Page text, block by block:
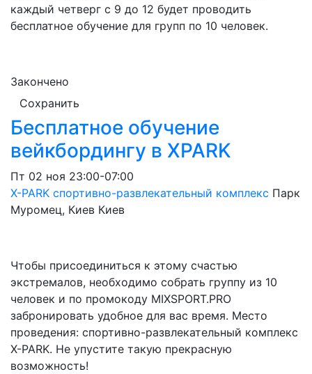
каждый четверг с 9 до 12 будет проводить
бесплатное обучение для групп по 10 человек.
Закончено
Сохранить
Бесплатное обучение
вейкбордингу в XPARK
Пт 02 ноя 23:00-07:00
X-PARK спортивно-развлекательный комплекс Парк
Муромец, Киев Киев
Чтобы присоединиться к этому счастью
экстремалов, необходимо собрать группу из 10
человек и по промокоду MIXSPORT.PRO
забронировать удобное для вас время. Место
проведения: спортивно-развлекательный комплекс
X-PARK. Не упустите такую прекрасную
возможность!